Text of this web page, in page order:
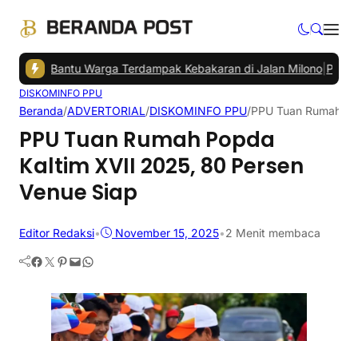
Bantu Warga Terdampak Kebakaran di Jalan Milono|
DISKOMINFO PPU
Beranda/ADVERTORIAL/DISKOMINFO PPU/PPU Tuan Rumah
PPU Tuan Rumah Popda
Kaltim XVII 2025, 80 Persen
Venue Siap
Editor Redaksi• November 15, 2025•2 Menit membaca
Facebook Twitter Pinterest Mail WhatsApp